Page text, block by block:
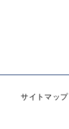
サイトマップ